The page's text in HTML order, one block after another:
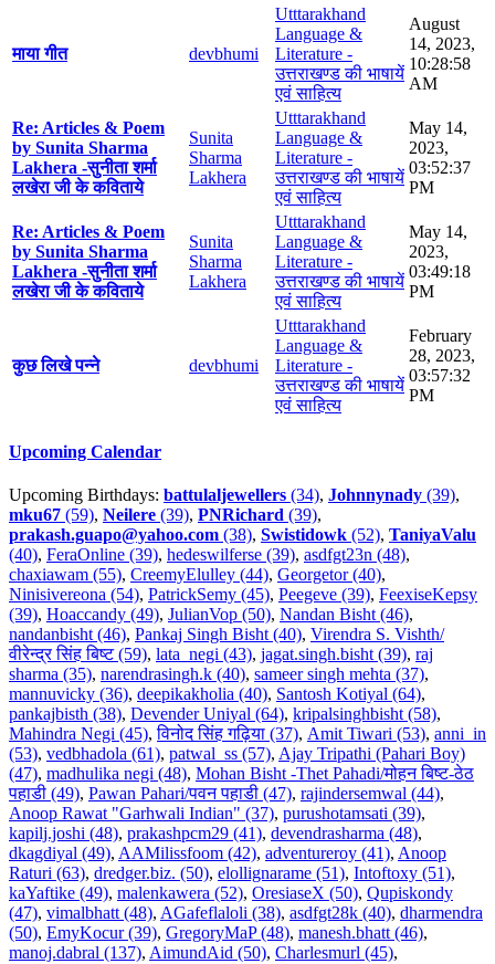
माया गीत devbhumi
Utttarakhand
Language &
Literature -
उत्तराखण्ड की भाषायें
एवं साहित्य
August
14, 2023,
10:28:58
AM
Re: Articles & Poem
by Sunita Sharma
Lakhera -सुनीता शर्मा
लखेरा जी के कविताये
Sunita
Sharma
Lakhera
Utttarakhand
Language &
Literature -
उत्तराखण्ड की भाषायें
एवं साहित्य
May 14,
2023,
03:52:37
PM
Re: Articles & Poem
by Sunita Sharma
Lakhera -सुनीता शर्मा
लखेरा जी के कविताये
Sunita
Sharma
Lakhera
Utttarakhand
Language &
Literature -
उत्तराखण्ड की भाषायें
एवं साहित्य
May 14,
2023,
03:49:18
PM
कुछ लिखे पन्ने devbhumi
Utttarakhand
Language &
Literature -
उत्तराखण्ड की भाषायें
एवं साहित्य
February
28, 2023,
03:57:32
PM
Upcoming Calendar
Upcoming Birthdays: battulaljewellers (34), Johnnynady (39),
mku67 (59), Neilere (39), PNRichard (39),
prakash.guapo@yahoo.com (38), Swistidowk (52), TaniyaValu
(40), FeraOnline (39), hedeswilferse (39), asdfgt23n (48),
chaxiawam (55), CreemyElulley (44), Georgetor (40),
Ninisivereona (54), PatrickSemy (45), Peegeve (39), FeexiseKepsy
(39), Hoaccandy (49), JulianVop (50), Nandan Bisht (46),
nandanbisht (46), Pankaj Singh Bisht (40), Virendra S. Vishth/
वीरेन्द्र सिंह बिष्ट (59), lata_negi (43), jagat.singh.bisht (39), raj
sharma (35), narendrasingh.k (40), sameer singh mehta (37),
mannuvicky (36), deepikakholia (40), Santosh Kotiyal (64),
pankajbisth (38), Devender Uniyal (64), kripalsinghbisht (58),
Mahindra Negi (45),विनोद सिंह गढ़िया (37), Amit Tiwari (53), anni_in
(53), vedbhadola (61), patwal_ss (57), Ajay Tripathi (Pahari Boy)
(47), madhulika negi (48), Mohan Bisht -Thet Pahadi/मोहन बिष्ट-ठेठ
पहाडी (49), Pawan Pahari/पवन पहाडी (47), rajindersemwal (44),
Anoop Rawat "Garhwali Indian" (37), purushotamsati (39),
kapilj.joshi (48), prakashpcm29 (41), devendrasharma (48),
dkagdiyal (49), AAMilissfoom (42), adventureroy (41), Anoop
Raturi (63), dredger.biz. (50), elollignarame (51), Intoftoxy (51),
kaYaftike (49), malenkawera (52), OresiaseX (50), Qupiskondy
(47), vimalbhatt (48), AGafeflaloli (38), asdfgt28k (40), dharmendra
(50), EmyKocur (39), GregoryMaP (48), manesh.bhatt (46),
manoj.dabral (137), AimundAid (50), Charlesmurl (45),